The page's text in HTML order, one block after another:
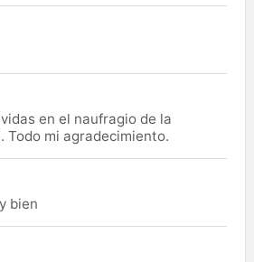
en el naufragio de la
Todo mi agradecimiento.
bien